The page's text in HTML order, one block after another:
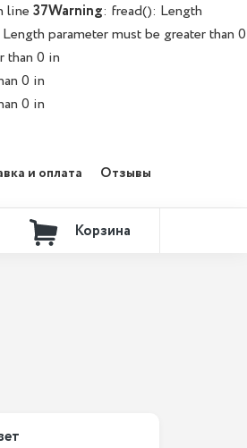
line 37Warning: fread(): Length
parameter must be greater than 0
than 0 in
0 in
0 in
и оплата Отзывы
Контакты
Корзина